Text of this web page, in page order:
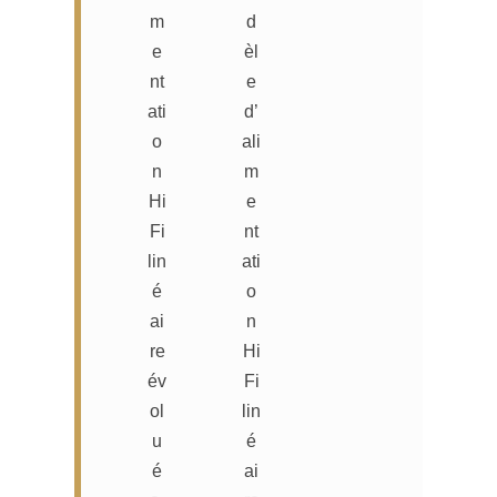
m
e
nt
ati
o
n
Hi
Fi
lin
é
ai
re
év
ol
u
é
d
èl
e
d’
ali
m
e
nt
ati
o
n
Hi
Fi
lin
é
ai